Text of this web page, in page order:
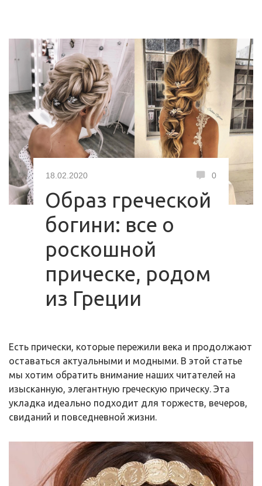
18.02.2020 0
Образ греческой
богини: все о
роскошной
прическе, родом
из Греции
Есть прически, которые пережили века и продолжают
оставаться актуальными и модными. В этой статье
мы хотим обратить внимание наших читателей на
изысканную, элегантную греческую прическу. Эта
укладка идеально подходит для торжеств, вечеров,
свиданий и повседневной жизни.